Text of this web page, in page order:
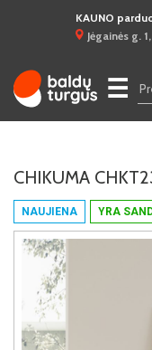
KAUNO
Jėgainės g.
☰
NAUJIENA YRA
CHIKUMA